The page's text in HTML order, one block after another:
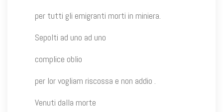
per tutti gli emigranti morti in miniera.
Sepolti ad uno ad uno
complice oblio
per lor vogliam riscossa e non addio .
Venuti dalla morte